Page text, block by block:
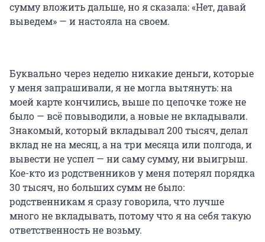
сумму вложить дальше, но я сказала: «Нет, давай
выведем» — и настояла на своем.
Буквально через неделю никакие деньги, которые
у меня запрашивали, я не могла вытянуть: на
моей карте кончились, выше по цепочке тоже не
было — всё повыводили, а новые не вкладывали.
Знакомый, который вкладывал 200 тысяч, делал
вклад не на месяц, а на три месяца или полгода, и
вывести не успел — ни саму сумму, ни выигрыш.
Кое-кто из родственников у меня потерял порядка
30 тысяч, но больших сумм не было:
родственникам я сразу говорила, что лучше
много не вкладывать, потому что я на себя такую
ответственность не возьму.